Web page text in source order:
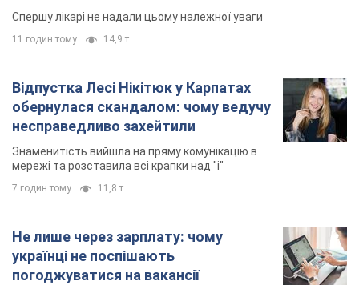
Спершу лікарі не надали цьому належної уваги
11 годин тому 14,9 т.
Відпустка Лесі Нікітюк у Карпатах
обернулася скандалом: чому ведучу
несправедливо захейтили
Знаменитість вийшла на пряму комунікацію в
мережі та розставила всі крапки над "і"
7 годин тому 11,8 т.
Не лише через зарплату: чому
українці не поспішають
погоджуватися на вакансії